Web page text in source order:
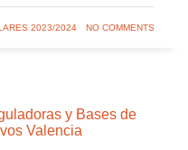
2023/2024 NO COMMENTS
y Bases de
Valencia